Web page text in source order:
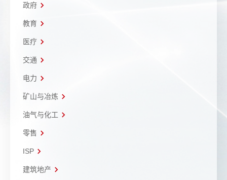
政府
教育
医疗
交通
电力
矿山与冶炼
油气与化工
零售
ISP
建筑地产